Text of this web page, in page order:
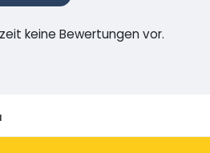
keine Bewertungen vor.